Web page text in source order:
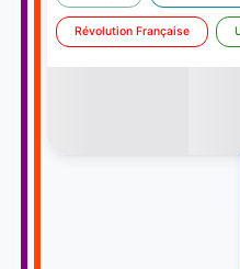
Révolution Française